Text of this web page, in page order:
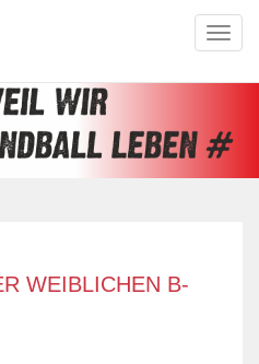
WEIBLICHEN B-